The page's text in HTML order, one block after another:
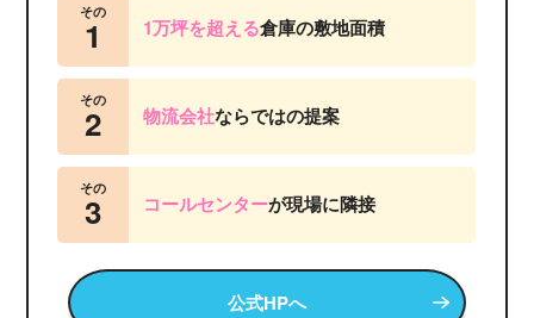
その
1 1万坪を超える倉庫の敷地面積
その
2 物流会社ならではの提案
その
3 コールセンターが現場に隣接
公式HPへ